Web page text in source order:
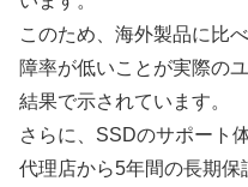
このため、海外製品に比
障率が低いことが実際の
結果で示されています。
さらに、SSDのサポート
代理店から5年間の長期